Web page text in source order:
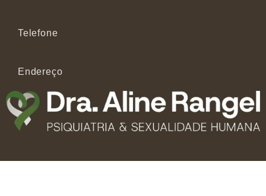
Telefone
Endereço